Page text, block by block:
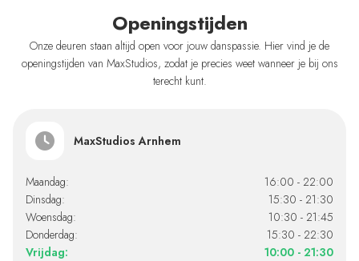
Openingstijden
Onze deuren staan altijd open voor jouw danspassie. Hier vind je de
openingstijden van MaxStudios, zodat je precies weet wanneer je bij ons
terecht kunt.
MaxStudios Arnhem
Maandag:
16:00 - 22:00
Dinsdag:
15:30 - 21:30
Woensdag:
10:30 - 21:45
Donderdag:
15:30 - 22:30
Vrijdag:
10:00 - 21:30